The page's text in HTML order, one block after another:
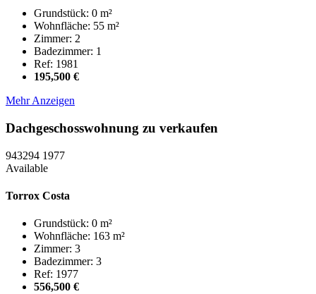
Grundstück: 0 m²
Wohnfläche: 55 m²
Zimmer: 2
Badezimmer: 1
Ref: 1981
195,500 €
Mehr Anzeigen
Dachgeschosswohnung zu verkaufen
943294 1977
Available
Torrox Costa
Grundstück: 0 m²
Wohnfläche: 163 m²
Zimmer: 3
Badezimmer: 3
Ref: 1977
556,500 €